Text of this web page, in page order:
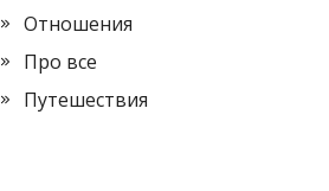
Отношения
Про все
Путешествия